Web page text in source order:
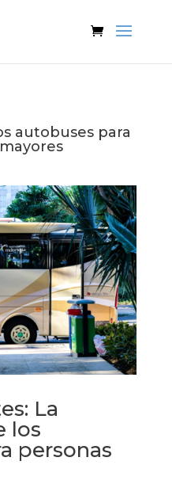
autobuses para
La
los
personas